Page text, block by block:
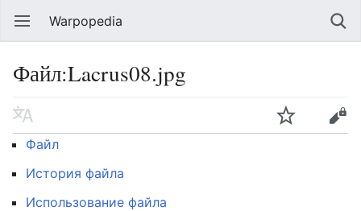
Warpopedia
Файл:Lacrus08.jpg
Файл
История файла
Использование файла